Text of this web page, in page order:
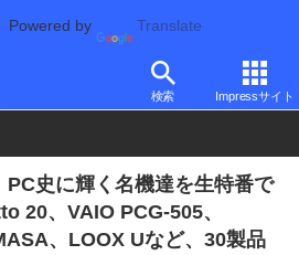
Powered by Translate
検索 Impressサイト
PC史に輝く名機達を生特番で
20、VAIO PCG-505、
、LOOX Uなど、30製品